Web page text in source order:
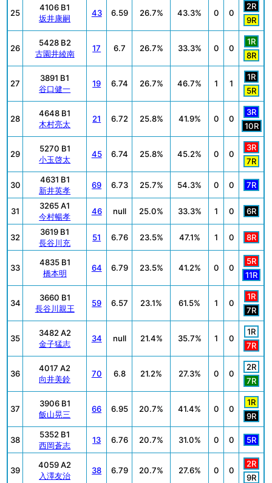
25
4106 B1
坂井康嗣
43 6.59 26.7% 43.3% 0 0
2R
9R
26
5428 B2
古園井綾南
17 6.7 26.7% 33.3% 0 0
1R
8R
27
3891 B1
谷口健一
19 6.74 26.7% 46.7% 1 1
1R
5R
28
4648 B1
木村亮太
21 6.72 25.8% 41.9% 0 0
3R
10R
29
5270 B1
小玉啓太
45 6.74 25.8% 45.2% 0 0
3R
7R
30
4631 B1
新井英孝
69 6.73 25.7% 54.3% 0 0 7R
31
3265 A1
今村暢孝
46 null 25.0% 33.3% 1 0 6R
32
3619 B1
長谷川充
51 6.76 23.5% 47.1% 1 0 8R
33
4835 B1
橋本明
64 6.79 23.5% 41.2% 0 0
5R
11R
34
3660 B1
長谷川親王
59 6.57 23.1% 61.5% 1 0
1R
7R
35
3482 A2
金子猛志
34 null 21.4% 35.7% 1 0
1R
7R
36
4017 A2
向井美鈴
70 6.8 21.2% 27.3% 0 0
2R
7R
37
3906 B1
飯山晃三
66 6.95 20.7% 41.4% 0 0
1R
9R
38
5352 B1
西岡蒼志
13 6.76 20.7% 31.0% 0 0 5R
39
4059 A2
入澤友治
38 6.79 20.7% 27.6% 0 0
2R
9R